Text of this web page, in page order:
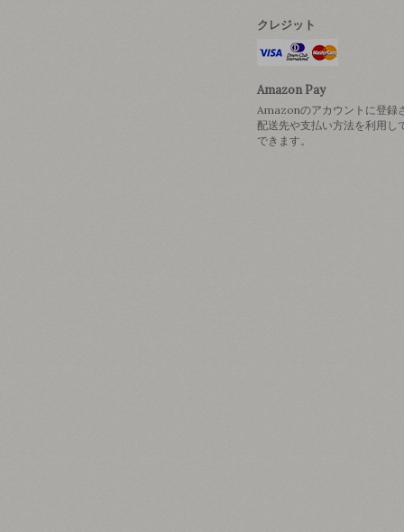
クレジット
Amazon Pay
Amazonのアカウントに登録
配送先や支払い方法を利用し
できます。